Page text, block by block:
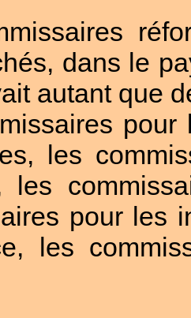
dans le
autant que
pour
les
les
pour les
les